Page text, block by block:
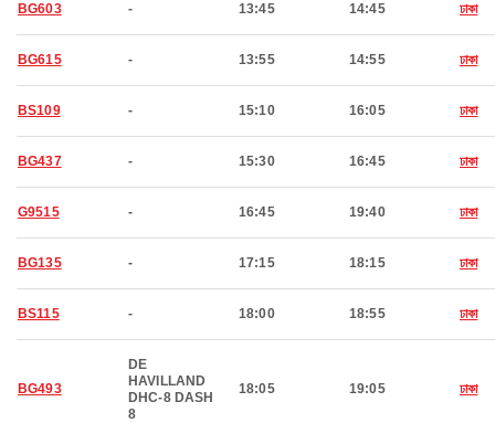
BG603 - 13:45 14:45 ঢাকা
BG615 - 13:55 14:55 ঢাকা
BS109 - 15:10 16:05 ঢাকা
BG437 - 15:30 16:45 ঢাকা
G9515 - 16:45 19:40 ঢাকা
BG135 - 17:15 18:15 ঢাকা
BS115 - 18:00 18:55 ঢাকা
BG493
DE
HAVILLAND
DHC-8 DASH
8
18:05 19:05 ঢাকা